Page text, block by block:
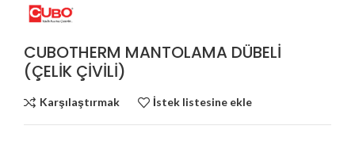
CUBOTHERM MANTOLAMA DÜBELİ
(ÇELİK ÇİVİLİ)
Karşılaştırmak İstek listesine ekle